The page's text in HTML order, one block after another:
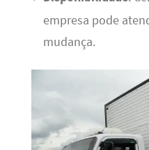
empresa pode
mudança.